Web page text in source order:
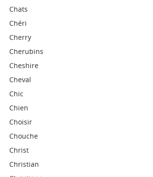
Chats
Chéri
Cherry
Cherubins
Cheshire
Cheval
Chic
Chien
Choisir
Chouche
Christ
Christian